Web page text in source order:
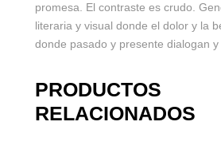
promesa. El contraste es crudo.
literaria y visual donde el dolor y la
donde pasado y presente dialogan y
PRODUCTOS
RELACIONADOS